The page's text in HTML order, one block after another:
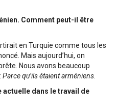
Comment peut-il être
en Turquie comme tous les
Mais aujourd’hui, on
Nous avons beaucoup
Parce qu’ils étaient arméniens.
actuelle dans le travail de